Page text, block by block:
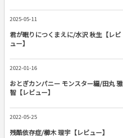
2025-05-11
君が眠りにつくまえに/水沢 秋生【レビ
ュー】
2022-01-16
おとぎカンパニー モンスター編/田丸 雅
智【レビュー】
2022-05-25
残酷依存症/櫛木 理宇【レビュー】